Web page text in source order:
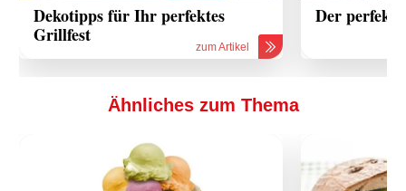
Dekotipps für Ihr perfektes
Grillfest
zum Artikel
Der
Ähnliches zum Thema